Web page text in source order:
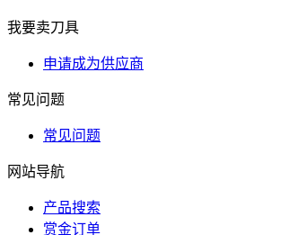
我要卖刀具
申请成为供应商
常见问题
常见问题
网站导航
产品搜索
赏金订单